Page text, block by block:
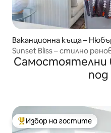
Ваканционна къща –
Sunset Bliss – стилно
плажа
Самостоятелни
Най-популярен избор на
Избор на гостите